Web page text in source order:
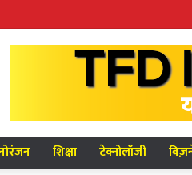
शिक्षा टेक्नोलॉजी